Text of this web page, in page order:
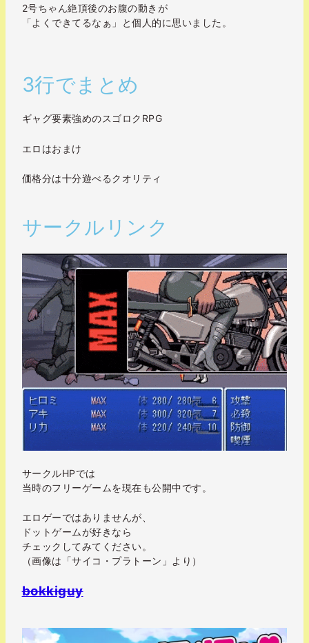
2号ちゃん絶頂後のお腹の動きが
「よくできてるなぁ」と個人的に思いました。
3行でまとめ
ギャグ要素強めのスゴロクRPG
エロはおまけ
価格分は十分遊べるクオリティ
サークルリンク
サークルHPでは
当時のフリーゲームを現在も公開中です。
エロゲーではありませんが、
ドットゲームが好きなら
チェックしてみてください。
（画像は「サイコ・プラトーン」より）
bokkiguy